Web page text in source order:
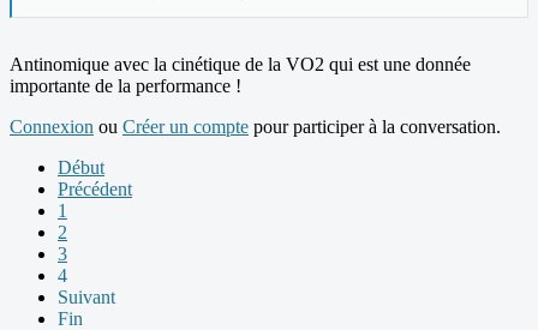
Antinomique avec la cinétique de la VO2 qui est une donnée
importante de la performance !
Connexion ou Créer un compte pour participer à la conversation.
Début
Précédent
1
2
3
4
Suivant
Fin